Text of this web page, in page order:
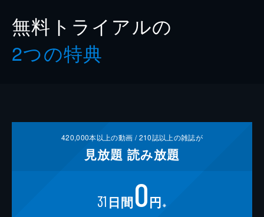
無料トライアルの
2つの特典
420,000本以上の動画 /210誌以上の雑誌が
見放題 読み放題
31 日間0円 ※